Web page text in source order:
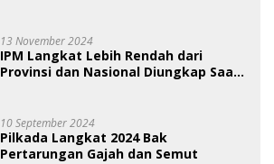
13 November 2024
IPM Langkat Lebih Rendah dari
Provinsi dan Nasional Diungkap Saat
10 September 2024
Pilkada Langkat 2024 Bak
Pertarungan Gajah dan Semut